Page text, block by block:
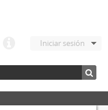
Iniciar sesión